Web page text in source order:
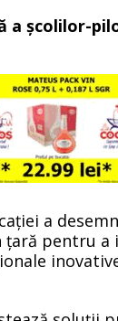
a școlilor-
a
țară pentru a